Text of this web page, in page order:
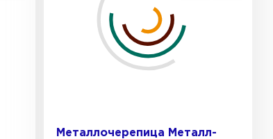
Металлочерепица Металл-